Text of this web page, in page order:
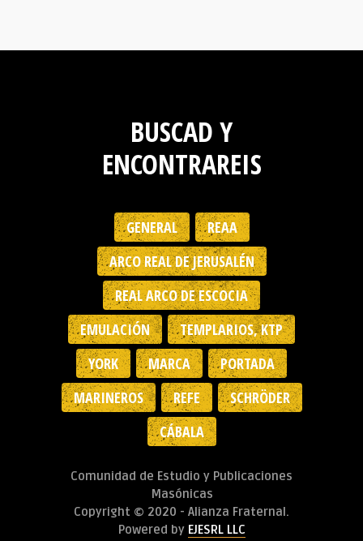
BUSCAD Y
ENCONTRAREIS
GENERAL
REAA
ARCO REAL DE JERUSALÉN
REAL ARCO DE ESCOCIA
EMULACIÓN
TEMPLARIOS, KTP
YORK
MARCA
PORTADA
MARINEROS
REFE
SCHRÖDER
CÁBALA
Comunidad de Estudio y Publicaciones
Masónicas
Copyright © 2020 - Alianza Fraternal.
Powered by EJESRL LLC